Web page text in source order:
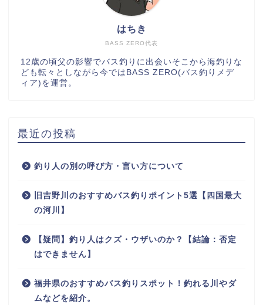
BASS ZERO代表
はちき
12歳の頃父の影響でバス釣りに出会いそこから海釣りな
ども転々としながら今ではBASS ZERO(バス釣りメデ
ィア)を運営。
最近の投稿
釣り人の別の呼び方・言い方について
旧吉野川のおすすめバス釣りポイント5選【四国最大
の河川】
【疑問】釣り人はクズ・ウザいのか？【結論：否定
はできません】
福井県のおすすめバス釣りスポット！釣れる川やダ
ムなどを紹介。